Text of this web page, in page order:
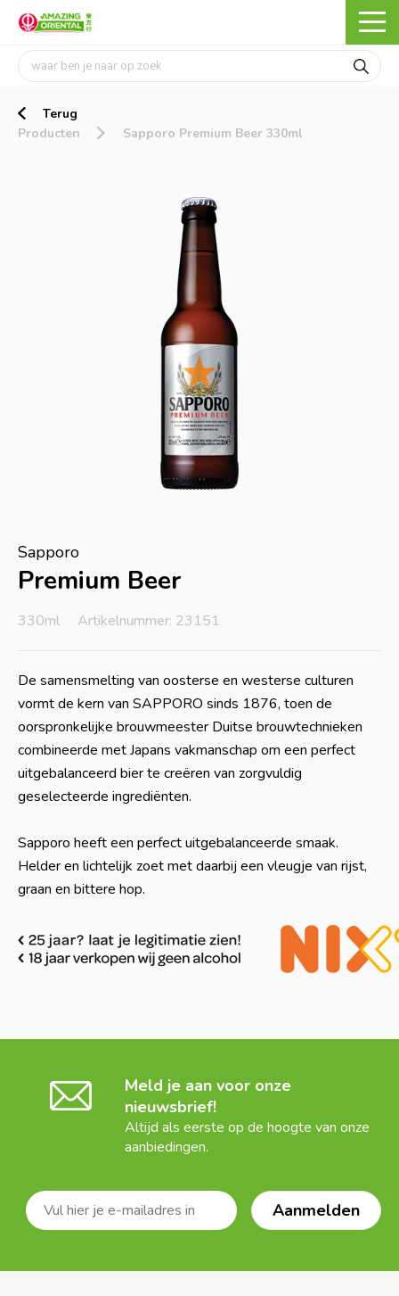
Terug
Producten
Sapporo Premium Beer 330ml
Sapporo
Premium Beer
330ml Artikelnummer: 23151
De samensmelting van oosterse en westerse culturen
vormt de kern van SAPPORO sinds 1876, toen de
oorspronkelijke brouwmeester Duitse brouwtechnieken
combineerde met Japans vakmanschap om een perfect
uitgebalanceerd bier te creëren van zorgvuldig
geselecteerde ingrediënten.
Sapporo heeft een perfect uitgebalanceerde smaak.
Helder en lichtelijk zoet met daarbij een vleugje van rijst,
graan en bittere hop.
Meld je aan voor onze
nieuwsbrief!
Altijd als eerste op de hoogte van onze
aanbiedingen.